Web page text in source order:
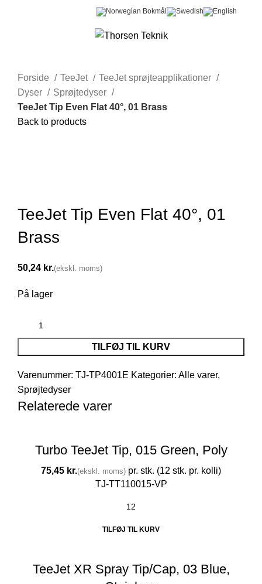
Forside TeeJet
TeeJet sprøjteapplikationer
Dyser
Sprøjtedyser
TeeJet Tip Even Flat 40°, 01 Brass
Back to products
TeeJet Tip Even Flat 40°, 01
Brass
kr.
På lager
TILFØJ TIL KURV
Varenummer: TJ-TP4001E Kategorier: Alle varer,
Sprøjtedyser
Relaterede varer
Turbo TeeJet Tip, 015 Green, Poly
kr.
TJ-TT110015-VP
TILFØJ TIL KURV
TeeJet XR Spray Tip/Cap, 03 Blue,